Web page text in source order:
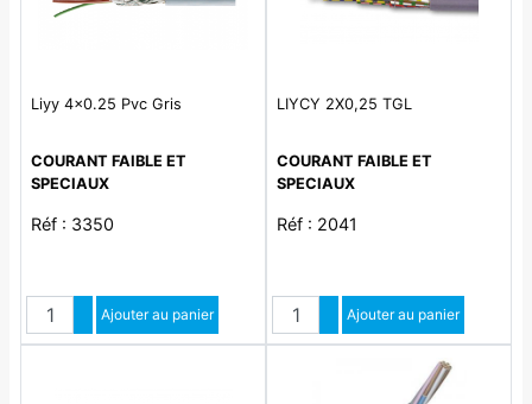
Liyy 4x0.25 Pvc Gris
COURANT FAIBLE ET
SPECIAUX
Réf : 3350
QuantitéAugmenter quantité
Diminuer quantité
Ajouter au panier
LIYCY 2X0,25 TGL
COURANT FAIBLE ET
SPECIAUX
Réf : 2041
QuantitéAugmenter quantité
Diminuer quantité
Ajouter au panier